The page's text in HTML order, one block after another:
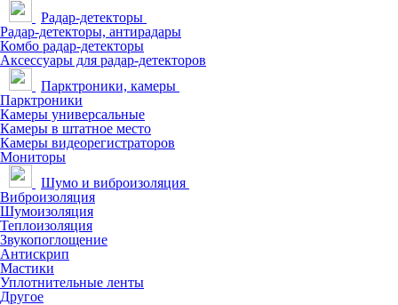
Радар-детекторы
Радар-детекторы, антирадары
Комбо радар-детекторы
Аксессуары для радар-детекторов
Парктроники, камеры
Парктроники
Камеры универсальные
Камеры в штатное место
Камеры видеорегистраторов
Мониторы
Шумо и виброизоляция
Виброизоляция
Шумоизоляция
Теплоизоляция
Звукопоглощение
Антискрип
Мастики
Уплотнительные ленты
Другое